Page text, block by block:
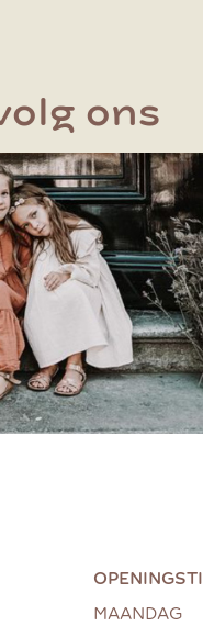
ons
MAANDAG